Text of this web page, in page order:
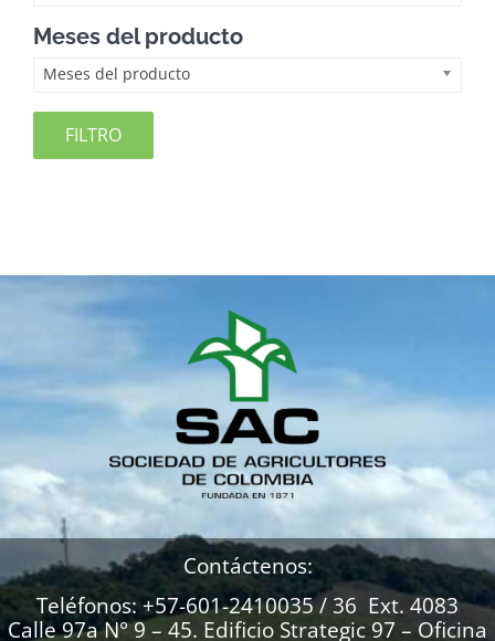
Meses del producto
Meses del producto
FILTRO
Contáctenos:
Teléfonos: +57-601-2410035 / 36 Ext. 4083
Calle 97a N° 9 – 45. Edificio Strategic 97 – Oficina